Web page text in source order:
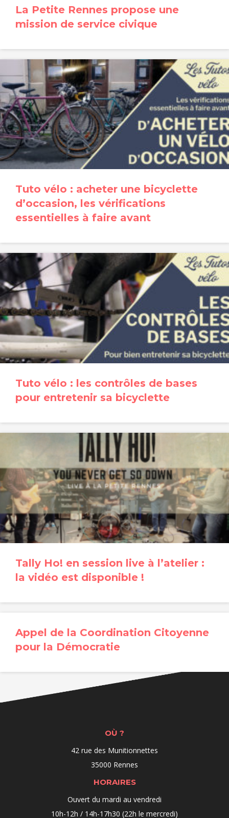
La Petite Rennes propose une
mission de service civique
Tuto vélo : acheter une bicyclette
d’occasion, les vérifications
essentielles à faire avant
Tuto vélo : les contrôles de bases
pour entretenir sa bicyclette
Tally Ho! en session live à l’atelier :
la vidéo est disponible !
Appel de la Coordination Citoyenne
pour la Démocratie
OÙ ?
42 rue des Munitionnettes
35000 Rennes
HORAIRES
Ouvert du mardi au vendredi
10h-12h / 14h-17h30 (22h le mercredi)